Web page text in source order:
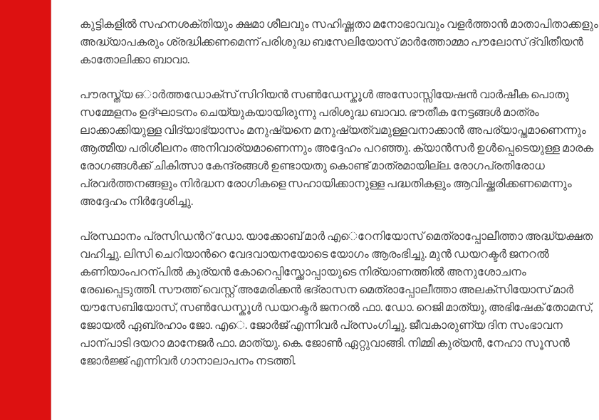
കുട്ടികളില്‍ സഹനശക്തിയും ക്ഷമാ ശീലവും സഹിഷ്ണതാ മനോഭാവവും വളര്‍ത്താന്‍ മാതാപിതാക്കളും
അദ്ധ്യാപകരും ശ്രദ്ധിക്കണമെന്ന് പരിശുദ്ധ ബസേലിയോസ് മാര്‍ത്തോമ്മാ പൗലോസ് ദ്വിതീയന്‍
കാതോലിക്കാ ബാവാ.
പൗരസ്ത്യ ഒാര്‍ത്തഡോക്സ് സിറിയന്‍ സണ്‍ഡേസ്കൂള്‍ അസോസ്സിയേഷന്‍ വാര്‍ഷീക പൊതു
സമ്മേളനം ഉദ്ഘാടനം ചെയ്യുകയായിരുന്നു പരിശുദ്ധ ബാവാ. ഭൗതീക നേട്ടങ്ങള്‍ മാത്രം
ലാക്കാക്കിയുള്ള വിദ്യാഭ്യാസം മനുഷ്യനെ മനുഷ്യത്വമുള്ളവനാക്കാന്‍ അപര്യാപ്തമാണെന്നും
ആത്മീയ പരിശീലനം അനിവാര്യമാണെന്നും അദ്ദേഹം പറഞ്ഞു. ക്യാന്‍സര്‍ ഉള്‍പ്പെ‍ടെയുള്ള മാരക
രോഗങ്ങള്‍ക്ക് ചികിത്സാ കേന്ദ്രങ്ങള്‍ ഉണ്ടായതു കൊണ്ട് മാത്രമായില്ല. രോഗപ്രതിരോധ
പ്രവര്‍ത്തനങ്ങളും നിര്‍ദ്ധന രോഗികളെ സഹായിക്കാനുള്ള പദ്ധതികളും ആവിഷ്ക്കരിക്കണമെന്നും
അദ്ദേഹം നിര്‍ദ്ദേശിച്ചു.
പ്രസ്ഥാനം പ്രസിഡന്‍റ് ഡോ. യാക്കോബ് മാര്‍ എെറേനിയോസ് മെത്രാപ്പോലീത്താ അദ്ധ്യക്ഷത
വഹിച്ചു. ലിസി ചെറിയാന്‍റെ വേദവായനയോടെ യോഗം ആരംഭിച്ചു. മുന്‍ ഡയറക്ടര്‍ ജനറല്‍
കണിയാംപറന്പില്‍ കുര്യന്‍ കോറെപ്പിസ്ക്കോപ്പായുടെ നിര്യാണത്തില്‍ അനുശോചനം
രേഖപ്പെടുത്തി. സൗത്ത് വെസ്റ്റ് അമേരിക്കന്‍ ഭദ്രാസന മെത്രാപ്പോലീത്താ അലക്സിയോസ് മാര്‍
യൗസേബിയോസ്, സണ്‍ഡേസ്കൂള്‍ ഡയറക്ടര്‍ ജനറല്‍ ഫാ. ഡോ. റെജി മാത്യു, അഭിഷേക് തോമസ്,
ജോയല്‍ ഏബ്രഹാം ജോ. എെ. ജോര്‍ജ് എന്നിവര്‍ പ്രസംഗിച്ചു. ജീവകാരുണ്യ ദിന സംഭാവന
പാന്പാടി ദയറാ മാനേജര്‍ ഫാ. മാത്യു. കെ. ജോണ്‍ ഏറ്റുവാങ്ങി. നിമ്മി കുര്യന്‍, നേഹാ സൂസന്‍
ജോര്‍ജ്ജ് എന്നിവര്‍ ഗാനാലാപനം നടത്തി.